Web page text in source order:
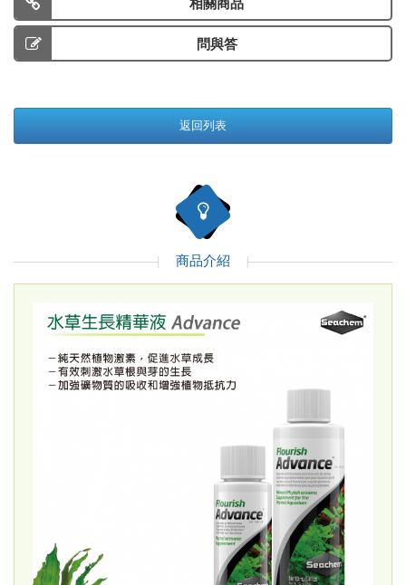
相關商品
問與答
返回列表
商品介紹